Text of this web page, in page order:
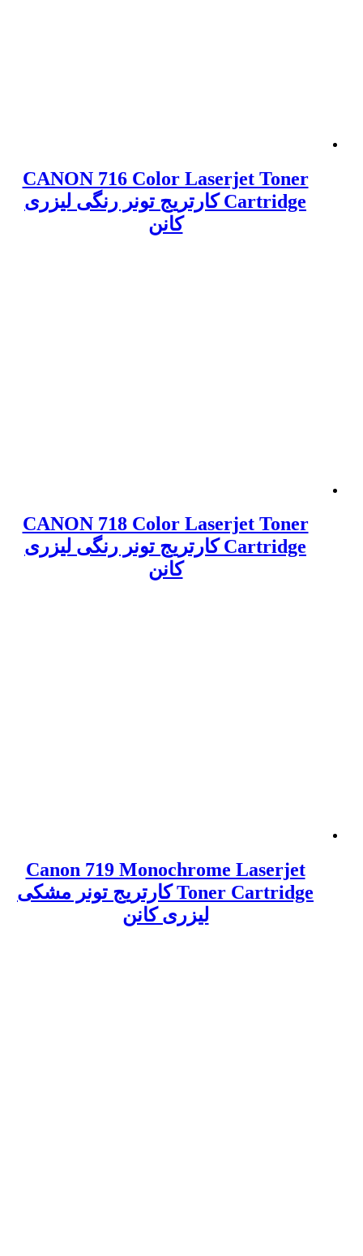
CANON 716 Color Laserjet Toner
Cartridge کارتریج تونر رنگی لیزری
CANON 718 Color Laserjet Toner
Cartridge کارتریج تونر رنگی لیزری
Canon 719 Monochrome Laserjet
Toner Cartridge کارتریج تونر مشکی
لیزری کانن